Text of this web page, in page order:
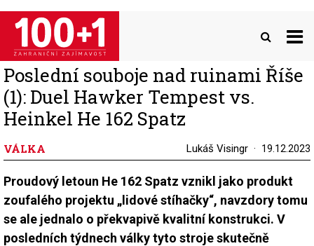
Přejít
hlavnímu
obsahu
Poslední souboje nad ruinami Říše
(1): Duel Hawker Tempest vs.
Heinkel He 162 Spatz
VÁLKA Lukáš Visingr 19.12.2023
Proudový letoun He 162 Spatz vznikl jako produkt
zoufalého projektu „lidové stíhačky“, navzdory tomu
se ale jednalo o překvapivě kvalitní konstrukci. V
posledních týdnech války tyto stroje skutečně